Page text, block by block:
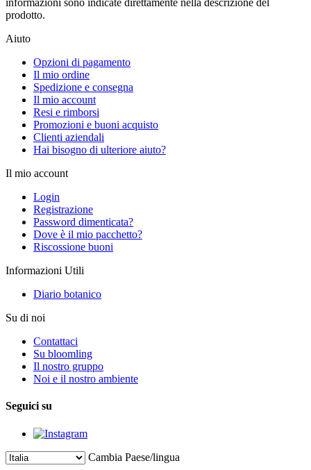
informazioni sono indicate direttamente nella descrizione del
prodotto.
Aiuto
Opzioni di pagamento
Il mio ordine
Spedizione e consegna
Il mio account
Resi e rimborsi
Promozioni e buoni acquisto
Clienti aziendali
Hai bisogno di ulteriore aiuto?
Il mio account
Login
Registrazione
Password dimenticata?
Dove è il mio pacchetto?
Riscossione buoni
Informazioni Utili
Diario botanico
Su di noi
Contattaci
Su bloomling
Il nostro gruppo
Noi e il nostro ambiente
Seguici su
Cambia Paese/lingua